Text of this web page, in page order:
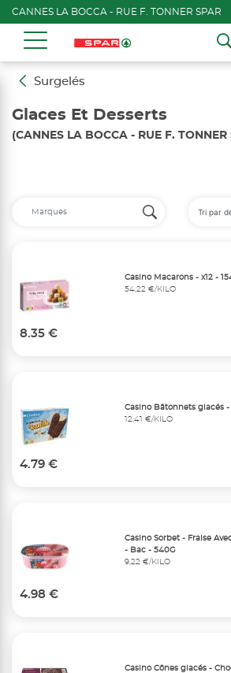
CANNES LA BOCCA - RUE F. TONNER SPAR
Surgelés
Glaces Et Desserts
(CANNES LA BOCCA - RUE F. TONNER
Casino Macarons - x12 -
54,22 €/KILO
8.35 €
Casino Bâtonnets glacés -
12,41 €/KILO
4.79 €
Casino Sorbet - Fraise
- Bac - 540G
9,22 €/KILO
4.98 €
Casino Cônes glacés -